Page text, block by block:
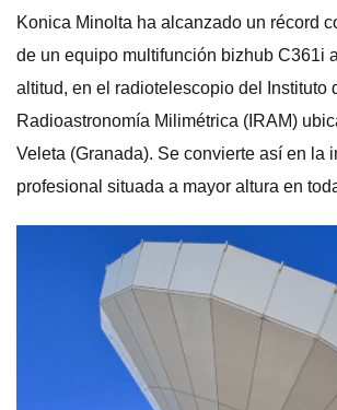
Konica Minolta ha alcanzado un récord
de un equipo multifunción bizhub C361i
altitud, en el radiotelescopio del Instituto
Radioastronomía Milimétrica (IRAM)
Veleta (Granada). Se convierte así en la
profesional situada a mayor altura en